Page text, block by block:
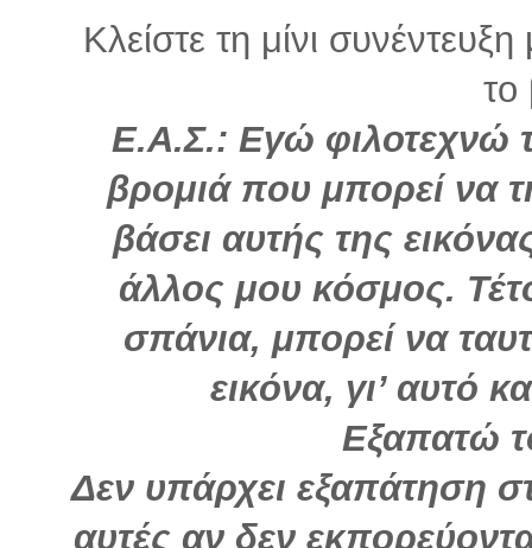
Κλείστε τη μίνι
το
Ε.Α.Σ.: Εγώ φιλοτεχνώ
βρομιά που μπορεί να
βάσει αυτής της
άλλος μου κόσμος.
σπάνια, μπορεί να
εικόνα, γι’ αυτό
Εξαπατώ
Δεν υπάρχει εξαπάτηση
αυτές αν δεν